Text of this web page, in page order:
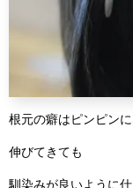
根元の癖はピンピン
伸びてきても
馴染みが良いように